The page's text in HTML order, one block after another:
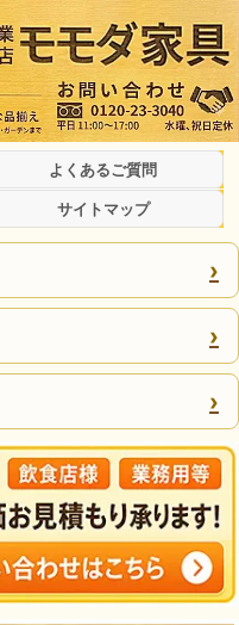
よくあるご質問
サイトマップ
›
›
›